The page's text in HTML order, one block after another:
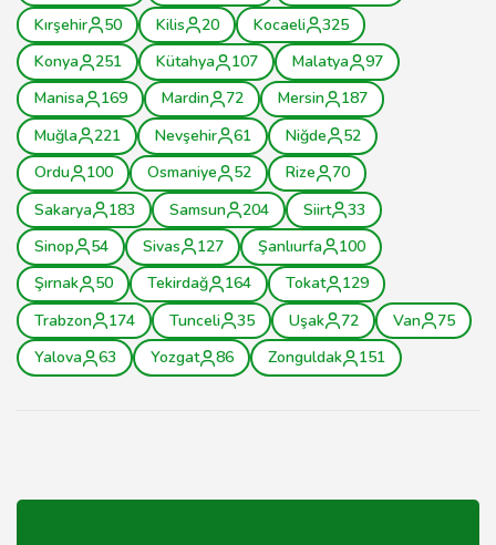
Kırşehir
50 Kilis 20 Kocaeli
325
Konya
251 Kütahya 107 Malatya
97
Manisa
169 Mardin 72 Mersin
187
Muğla
221 Nevşehir 61 Niğde
52
Ordu
100 Osmaniye 52 Rize
70
Sakarya
183 Samsun 204 Siirt
33
Sinop
54 Sivas 127 Şanlıurfa
100
Şırnak
50 Tekirdağ 164 Tokat
129
Trabzon
174 Tunceli 35 Uşak 72 Van
75
Yalova
63 Yozgat 86 Zonguldak 151